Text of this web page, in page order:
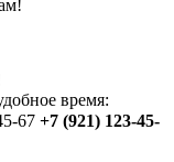
время:
67 +7 (921) 123-45-